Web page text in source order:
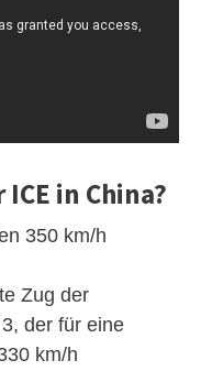
in China?
350 km/h
Zug der
der für eine
km/h